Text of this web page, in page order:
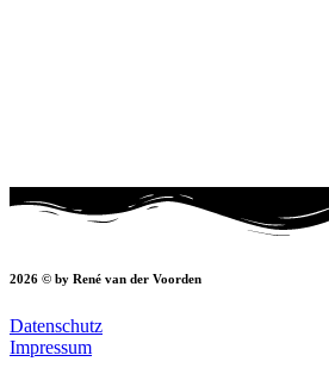
2026 © by René van der Voorden
Datenschutz
Impressum